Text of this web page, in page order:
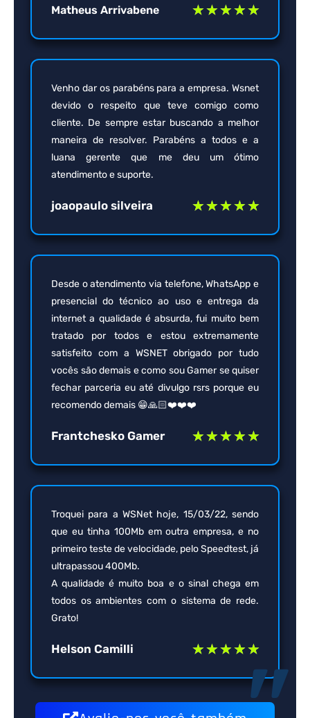
Matheus Arrivabene ★ ★ ★ ★ ★
Venho dar os parabéns para a empresa. Wsnet
devido o respeito que teve comigo como
cliente. De sempre estar buscando a melhor
maneira de resolver. Parabéns a todos e a
luana gerente que me deu um ótimo
atendimento e suporte.
joaopaulo silveira ★ ★ ★ ★ ★
Desde o atendimento via telefone, WhatsApp e
presencial do técnico ao uso e entrega da
internet a qualidade é absurda, fui muito bem
tratado por todos e estou extremamente
satisfeito com a WSNET obrigado por tudo
vocês são demais e como sou Gamer se quiser
fechar parceria eu até divulgo rsrs porque eu
recomendo demais 😁🙏🏻❤️❤️❤️
Frantchesko Gamer ★ ★ ★ ★ ★
Troquei para a WSNet hoje, 15/03/22, sendo
que eu tinha 100Mb em outra empresa, e no
primeiro teste de velocidade, pelo Speedtest, já
ultrapassou 400Mb.
A qualidade é muito boa e o sinal chega em
todos os ambientes com o sistema de rede.
Grato!
Helson Camilli ★ ★ ★ ★ ★